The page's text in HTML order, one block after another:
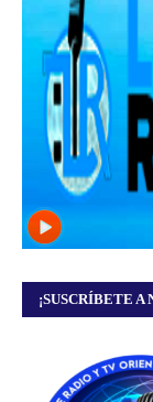
¡SUSCRÍBETE